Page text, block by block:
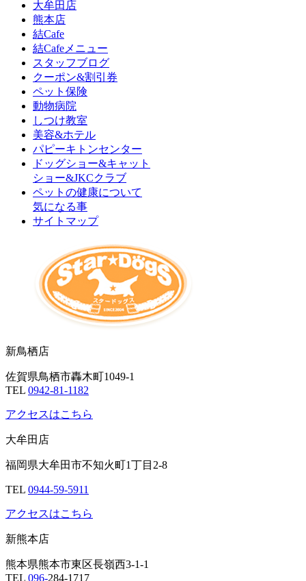
大牟田店
熊本店
結Cafe
結Cafeメニュー
スタッフブログ
クーポン&割引券
ペット保険
動物病院
しつけ教室
美容&ホテル
パピーキトンセンター
ドッグショー&キャット
ショー&JKCクラブ
ペットの健康について
気になる事
サイトマップ
新鳥栖店
佐賀県鳥栖市轟木町1049-1
TEL 0942-81-1182
アクセスはこちら
大牟田店
福岡県大牟田市不知火町1丁目2-8
TEL 0944-59-5911
アクセスはこちら
新熊本店
熊本県熊本市東区長嶺西3-1-1
TEL 096-284-1717